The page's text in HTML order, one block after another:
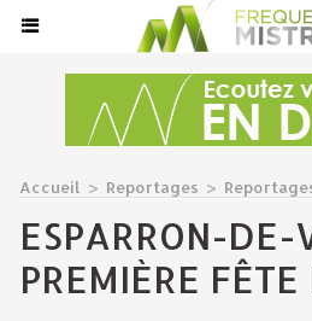
Accueil > Reportages >
​ESPARRON-DE-
PREMIÈRE